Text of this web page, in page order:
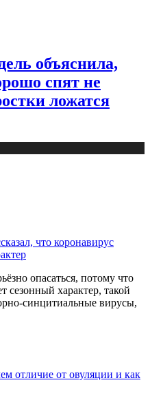
объяснила,
спят не
ложатся
что коронавирус
опасаться, потому что
сезонный характер, такой
синцитиальные вирусы,
отличие от овуляции и как